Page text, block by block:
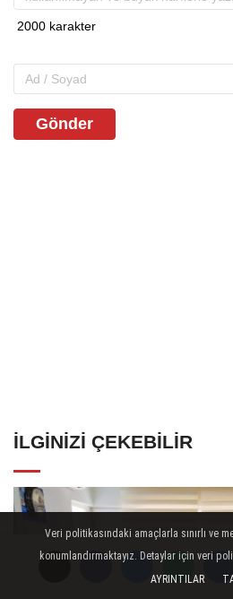
Gönder
İLGINIZI ÇEKEBILIR
Veri politikasındaki amaçlarla sınırlı ve
konumlandırmaktayız. Detaylar için veri
AYRINTILAR